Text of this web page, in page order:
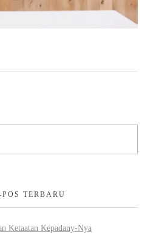
POS TERBARU
Ketaatan Kepadany-Nya